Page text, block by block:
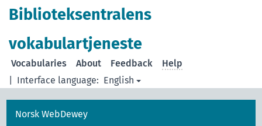
Biblioteksentralens
vokabulartjeneste
Interface language: English
Vocabularies About Feedback Help
Norsk WebDewey